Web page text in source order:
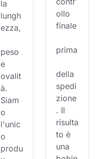
la
lungh
ezza,
peso
e
ovalit
à.
Siam
o
l'unic
o
produ
ollo
finale
prima
della
spedi
zione
. Il
risulta
to è
una